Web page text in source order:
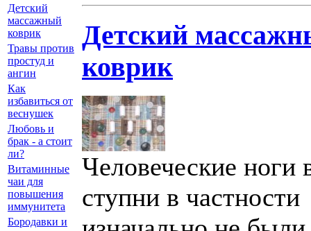
Детский
коврик
Человеческие ноги
ступни в частности
Детский
массажный
коврик
Травы против
простуд и
ангин
Как
избавиться от
веснушек
Любовь и
брак - а стоит
ли?
Витаминные
чаи для
повышения
иммунитета
Бородавки и